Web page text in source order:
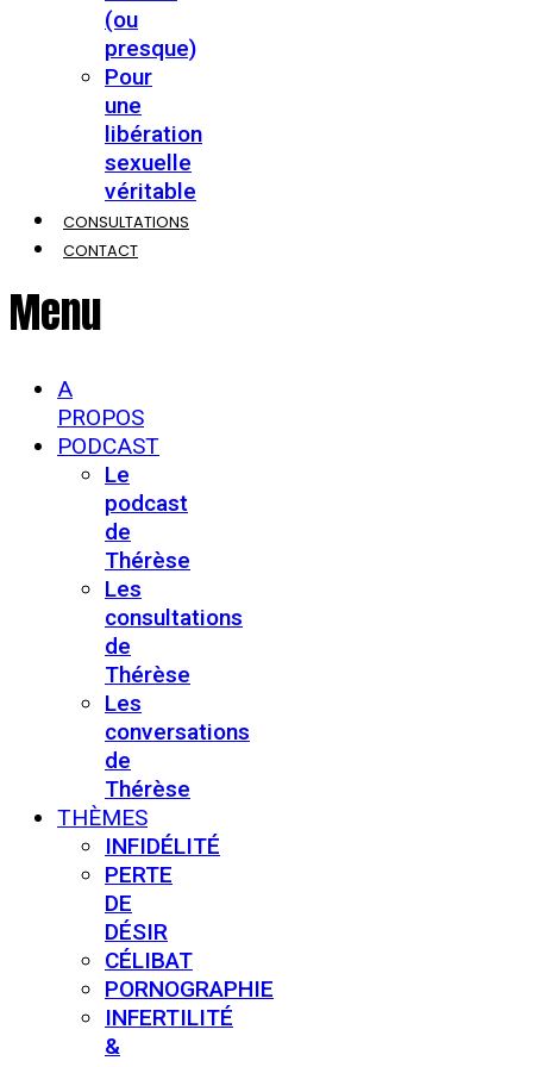
(ou
presque)
Pour
une
libération
sexuelle
véritable
CONSULTATIONS
CONTACT
Menu
A
PROPOS
PODCAST
Le
podcast
de
Thérèse
Les
consultations
de
Thérèse
Les
conversations
de
Thérèse
THÈMES
INFIDÉLITÉ
PERTE
DE
DÉSIR
CÉLIBAT
PORNOGRAPHIE
INFERTILITÉ
&